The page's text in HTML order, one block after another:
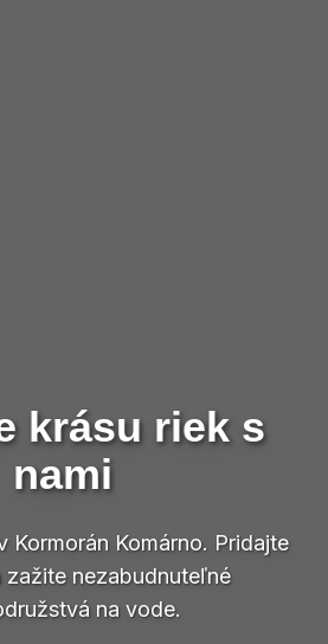
krásu riek s
nami
Kormorán Komárno. Pridajte
zažite nezabudnuteľné
na vode.